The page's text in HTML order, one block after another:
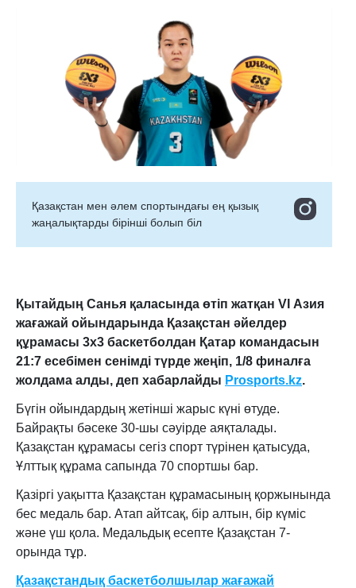
Қазақстан мен әлем спортындағы ең қызық
жаңалықтарды бірінші болып біл
Қытайдың Санья қаласында өтіп жатқан VI Азия
жағажай ойындарында Қазақстан әйелдер
құрамасы 3х3 баскетболдан Қатар командасын
21:7 есебімен сенімді түрде жеңіп, 1/8 финалға
жолдама алды, деп хабарлайды Prosports.kz.
Бүгін ойындардың жетінші жарыс күні өтуде.
Байрақты бәсеке 30-шы сәуірде аяқталады.
Қазақстан құрамасы сегіз спорт түрінен қатысуда,
Ұлттық құрама сапында 70 спортшы бар.
Қазіргі уақытта Қазақстан құрамасының қоржынында
бес медаль бар. Атап айтсақ, бір алтын, бір күміс
және үш қола. Медальдық есепте Қазақстан 7-
орында тұр.
Қазақстандық баскетболшылар жағажай